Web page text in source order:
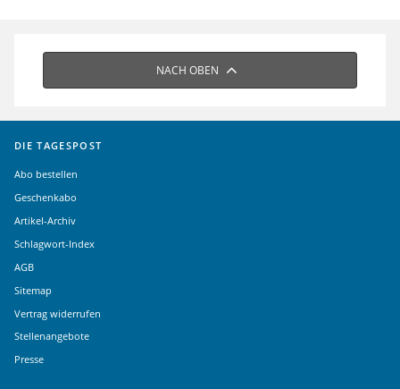
NACH OBEN
DIE TAGESPOST
Abo bestellen
Geschenkabo
Artikel-Archiv
Schlagwort-Index
AGB
Sitemap
Vertrag widerrufen
Stellenangebote
Presse